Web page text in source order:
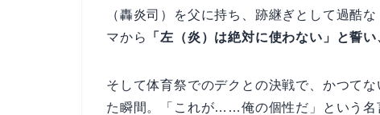
（轟炎司）を父に持ち、跡継ぎとして過酷
マから
「左（炎）は絶対に使わない」と誓
そして体育祭でのデクとの決戦で、かつて
た瞬間。「これが……俺の個性だ」という名